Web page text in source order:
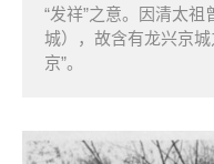
“发祥”之意。因清太
城），故含有龙兴京
京”。